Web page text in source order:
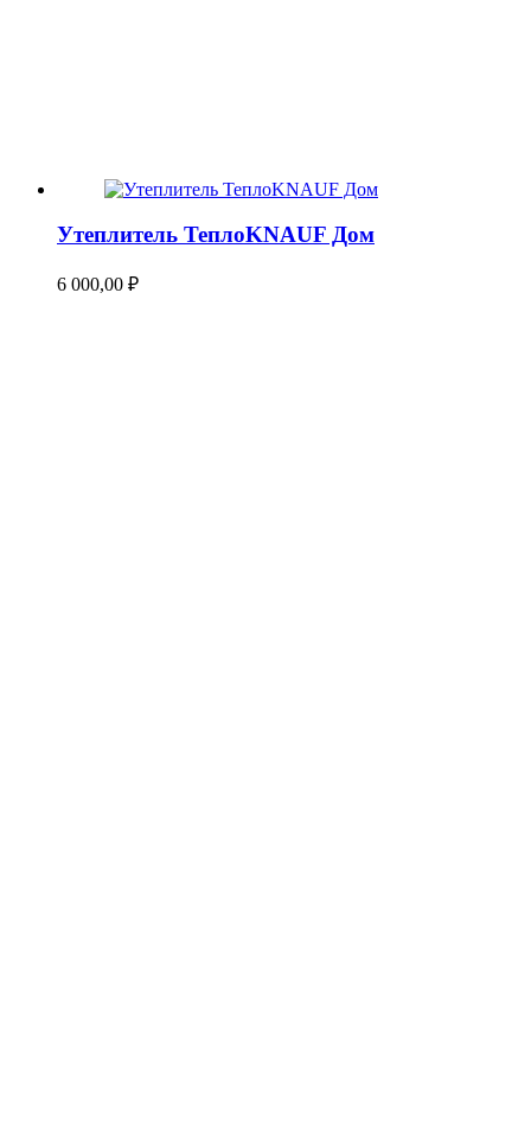
Утеплитель ТеплоKNAUF Дом
6 000,00 ₽